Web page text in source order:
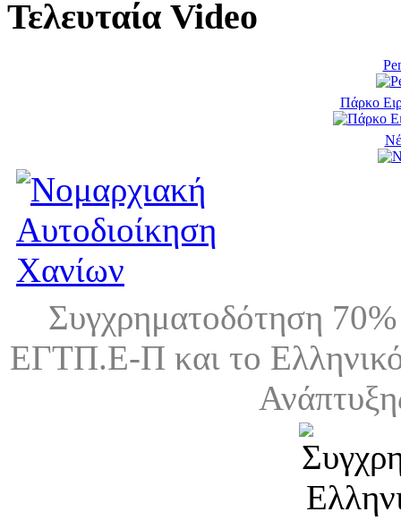
Τελευταία Video
Πάρκο
Συγχρηματοδότηση
ΕΓΤΠ.Ε-Π και το